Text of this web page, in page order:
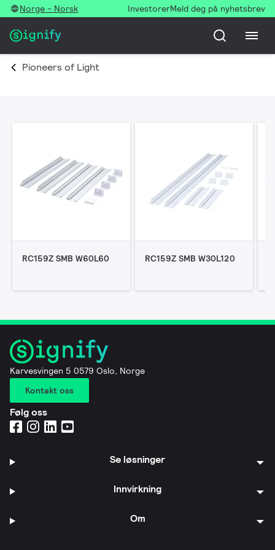
Norge - Norsk InvestorerMeld deg på nyhetsbrev
Pioneers of Light
RC159Z SMB W60L60 RC159Z SMB W30L120
Karvesvingen 5 0579 Oslo, Norge
Kontakt oss
Følg oss
Se løsninger
Innvirkning
Om